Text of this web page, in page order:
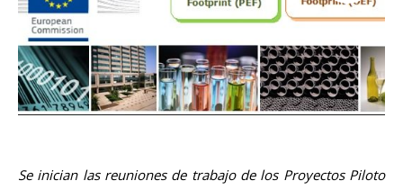
Se inician las reuniones de trabajo de los Proyectos Piloto